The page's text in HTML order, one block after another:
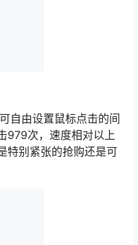
自由设置鼠标点击的间
979次，速度相对以上
特别紧张的抢购还是可